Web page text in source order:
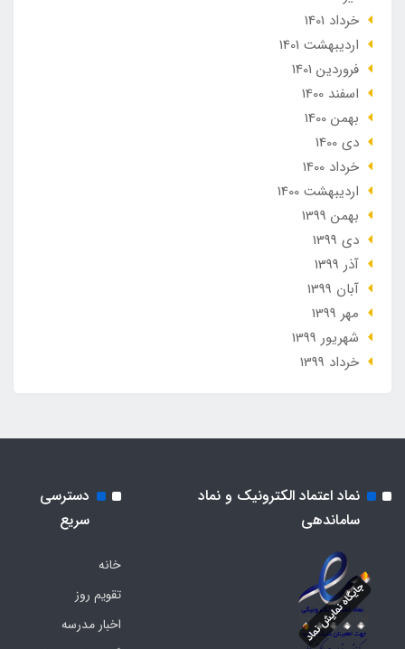
خرداد 1401
ارديبهشت 1401
فروردین 1401
اسفند 1400
بهمن 1400
دی 1400
خرداد 1400
ارديبهشت 1400
بهمن 1399
دی 1399
آذر 1399
آبان 1399
مهر 1399
شهریور 1399
خرداد 1399
نماد اعتماد الکترونیک و نماد
ساماندهی
دسترسی
سریع
خانه
تقویم روز
اخبار مدرسه